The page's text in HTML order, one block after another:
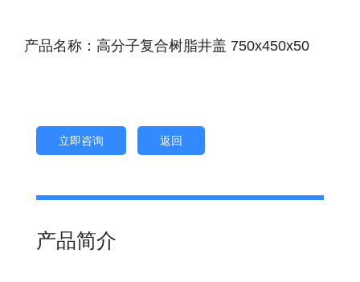
产品名称：高分子复合树脂井盖 750x450x50
立即咨询 返回
产品简介